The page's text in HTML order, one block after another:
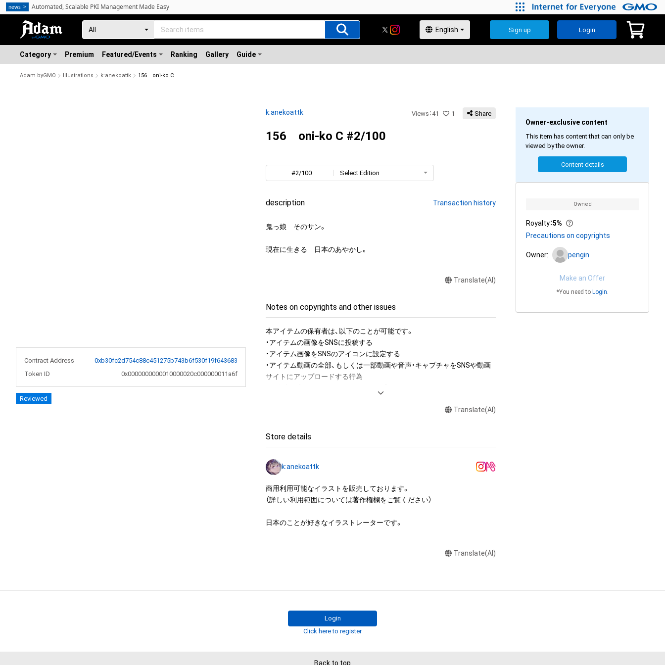
Sign up Login
Category Premium Featured/Events Ranking Gallery Guide
Adam byGMO Illustrations k:anekoattk 156 oni-ko C
Contract Address
0xb30fc2d754c88c451275b743b6f530f19f643683
Token ID
0x0000000000010000020c000000011a6f
Reviewed
k:anekoattk Views ：41 1 Share
156 oni-ko C #2/100
#2/100 Select Edition
description Transaction history
鬼っ娘　そのサン。
現在に生きる　日本のあやかし。
Translate(AI)
Notes on copyrights and other issues
本アイテムの保有者は、以下のことが可能です。
・アイテムの画像をSNSに投稿する
・アイテム画像をSNSのアイコンに設定する
・アイテム動画の全部、もしくは一部動画や音声・キャプチャをSNSや動画
サイトにアップロードする行為
・アイテムの画像を使用してメッセージカードを制作し友達に送る
・アイテム画像を使用し、グッズや商品を制作して有料販売、および無料配
成する
アイテムに関する注意事項
・本アイテムに関する創作物(画像および映像、音楽、商標またはロゴ等を含
用新案権、商標権、意匠権その他の知的財産権(それらの権利を取得し、又は
託を受けている者によって保護されています。そのため、本アイテムを保
を受けている者からの事前の同意なしに、上記の「本アイテムの保有者が有
する権利」の範囲を超えた行為、知的財産権を侵害するおそれのある行為
Translate(AI)
Store details
k:anekoattk
商用利用可能なイラストを販売しております。
（詳しい利用範囲については著作権欄をご覧ください）
日本のことが好きなイラストレーターです。
Translate(AI)
Owner-exclusive content
This item has content that can only be
viewed by the owner.
Content details
Owned
Royalty：5%
Precautions on copyrights
Owner: pengin
Make an Offer
*You need to Login.
Login
Click here to register
Back to top
news Automated, Scalable PKI Management Made Easy